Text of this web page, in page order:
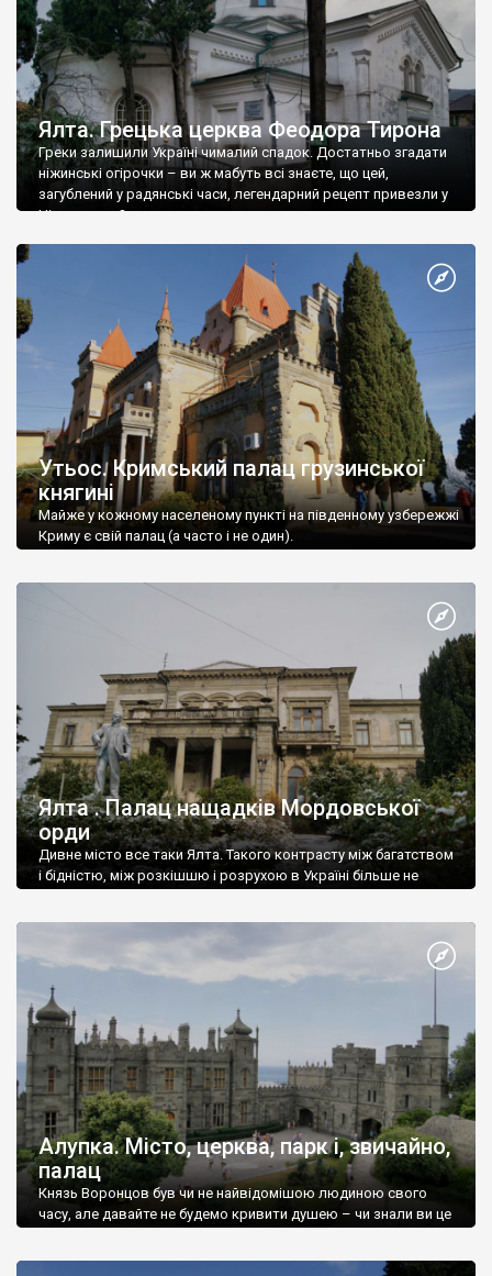
Ялта. Грецька церква Феодора Тирона
Греки залишили Україні чималий спадок. Достатньо згадати
ніжинські огірочки – ви ж мабуть всі знаєте, що цей,
загублений у радянські часи, легендарний рецепт привезли у
Ніжин греки?
Утьос. Кримський палац грузинської
княгині
Майже у кожному населеному пункті на південному узбережжі
Криму є свій палац (а часто і не один).
Ялта . Палац нащадків Мордовської
орди
Дивне місто все таки Ялта. Такого контрасту між багатством
і бідністю, між розкішшю і розрухою в Україні більше не
Алупка. Місто, церква, парк і, звичайно,
палац
Князь Воронцов був чи не найвідомішою людиною свого
часу, але давайте не будемо кривити душею – чи знали ви це